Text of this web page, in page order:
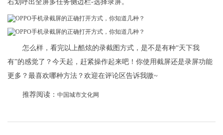
右划呼出全屏多任务侧边栏-选择录屏。
怎么样，看完以上酷炫的录截图方式，是不是有种“天下我
有”的感觉了？今天起，赶紧操作起来吧！你使用截屏还是录屏功能
更多？最喜欢哪种方法？欢迎在评论区告诉我嗷~
推荐阅读： 中国城市文化网